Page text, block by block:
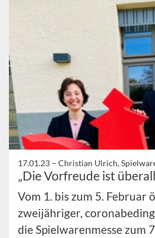
17.01.23 – Christian Ulrich,
„Die Vorfreude ist
Vom 1. bis zum 5. Februar
zweijähriger,
die Spielwarenmesse zum